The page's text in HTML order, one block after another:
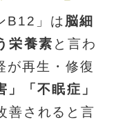
B12」は 脳細
栄養素 と言わ
が再生・修復
」「不眠症」
善されると言